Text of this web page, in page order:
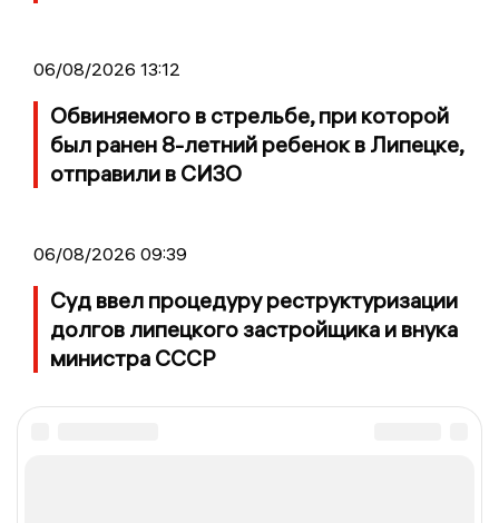
06/08/2026 13:12
Обвиняемого в стрельбе, при которой
был ранен 8-летний ребенок в Липецке,
отправили в СИЗО
06/08/2026 09:39
Суд ввел процедуру реструктуризации
долгов липецкого застройщика и внука
министра СССР